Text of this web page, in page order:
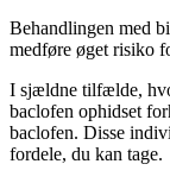
Behandlingen med
medføre øget risiko
I sjældne tilfælde,
baclofen ophidset
baclofen. Disse
fordele, du kan tage.